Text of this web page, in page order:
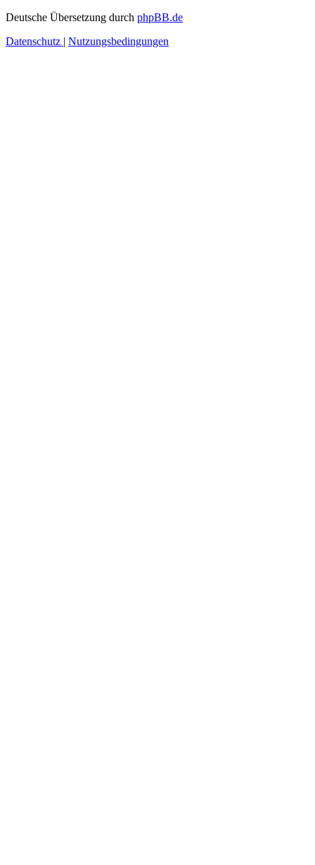
Deutsche Übersetzung durch phpBB.de
Datenschutz | Nutzungsbedingungen